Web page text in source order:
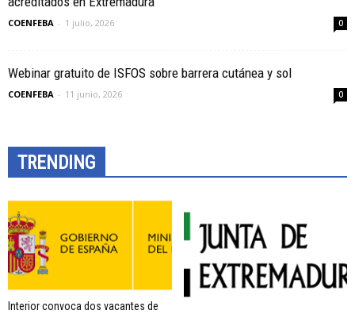
COENFEBA - 1 julio, 2026 0
Webinar gratuito de ISFOS sobre barrera cutánea y sol
COENFEBA - 11 junio, 2026 0
TRENDING
Interior convoca dos vacantes de